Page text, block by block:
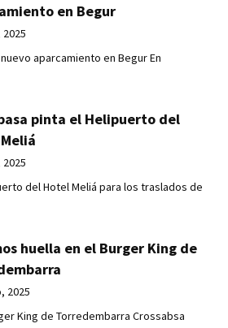
en Begur
aparcamiento en Begur En
pinta el Helipuerto del
del Hotel Meliá para los traslados de
huella en el Burger King de
2025
King de Torredembarra Crossabsa